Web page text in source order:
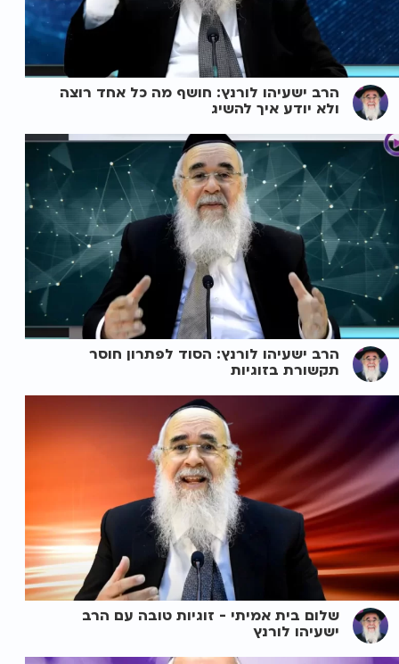
הרב ישעיהו לורנץ: חושף מה כל אחד רוצה
ולא יודע איך להשיג
הרב ישעיהו לורנץ: הסוד לפתרון חוסר
תקשורת בזוגיות
שלום בית אמיתי - זוגיות טובה עם הרב
ישעיהו לורנץ